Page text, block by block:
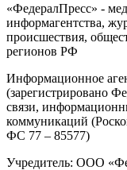
«ФедералПресс» -
информагентства,
происшествия,
регионов РФ
Информационное
(зарегистрировано
связи,
коммуникаций
ФС 77 – 85577)
Учредитель: ООО